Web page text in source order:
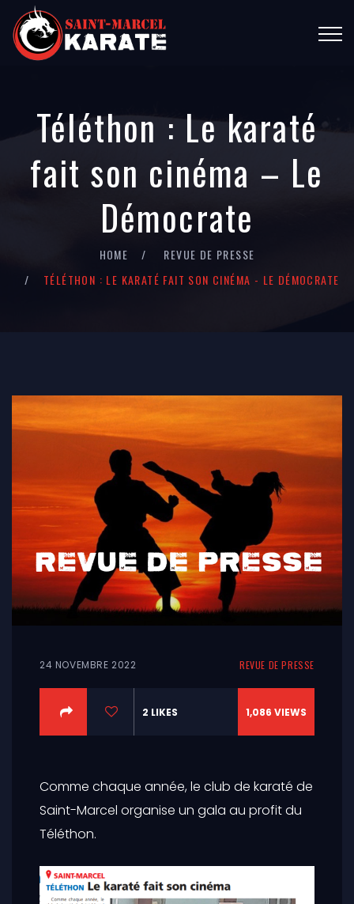
Téléthon : Le karaté
fait son cinéma – Le
Démocrate
HOME
REVUE DE PRESSE
TÉLÉTHON : LE KARATÉ FAIT SON CINÉMA - LE DÉMOCRATE
24 NOVEMBRE 2022 REVUE DE PRESSE
2 LIKES 1,086 VIEWS
Comme chaque année, le club de karaté de
Saint-Marcel organise un gala au profit du
Téléthon.